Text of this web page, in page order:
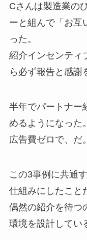
Cさんは製造業の
ーと組んで「お互
った。
紹介インセンティ
ら必ず報告と感謝
半年でパートナー
めるようになった。
広告費ゼロで、だ。
この3事例に共通
仕組みにしたこと
偶然の紹介を待つ
環境を設計してい